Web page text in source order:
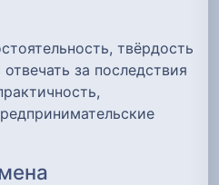
твёрдость
за последствия